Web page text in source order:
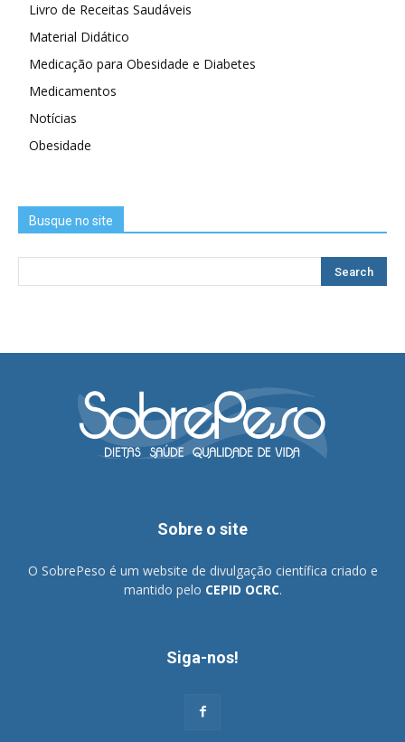
Livro de Receitas Saudáveis
Material Didático
Medicação para Obesidade e Diabetes
Medicamentos
Notícias
Obesidade
Busque no site
Sobre o site
O SobrePeso é um website de divulgação científica criado e
mantido pelo CEPID OCRC.
Siga-nos!